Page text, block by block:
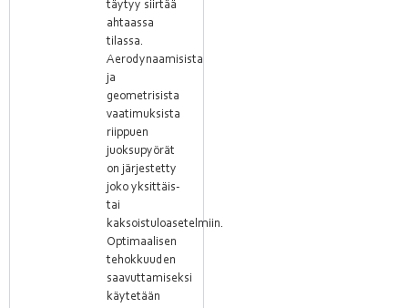
täytyy siirtää
ahtaassa
tilassa.
Aerodynaamisista
ja
geometrisista
vaatimuksista
riippuen
juoksupyörät
on järjestetty
joko yksittäis-
tai
kaksoistuloasetelmiin.
Optimaalisen
tehokkuuden
saavuttamiseksi
käytetään